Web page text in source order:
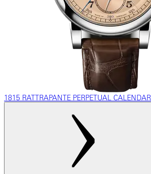
1815 RATTRAPANTE PERPETUAL CALENDAR